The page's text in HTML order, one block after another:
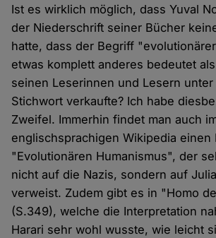
Ist es wirklich möglich, dass Yuval
der Niederschrift seiner Bücher
hatte, dass der Begriff
etwas komplett anderes bedeutet
seinen Leserinnen und Lesern unter
Stichwort verkaufte? Ich habe
Zweifel. Immerhin findet man auch
englischsprachigen Wikipedia einen
"Evolutionären Humanismus", der
nicht auf die Nazis, sondern auf
verweist. Zudem gibt es in "Homo
(S.349), welche die Interpretation
Harari sehr wohl wusste, wie leicht